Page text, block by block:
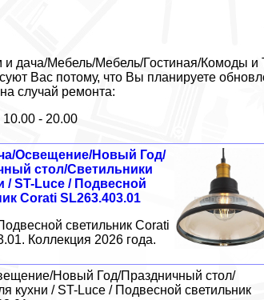
дача/Мебель/Мебель/Гостиная/Комоды
Вас потому, что Вы планируете
случай ремонта:
- 20.00
Освещение/Новый Год/
стол/Светильники
/ ST-Luce / Подвесной
Corati SL263.403.01
светильник Corati
Коллекция 2026 года.
Новый Год/Праздничный стол/
кухни / ST-Luce / Подвесной светильник